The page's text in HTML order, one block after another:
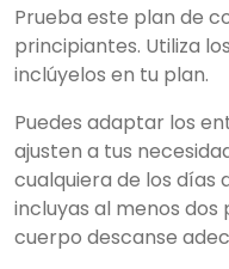
Prueba este plan de
principiantes. Utiliza
inclúyelos en tu plan.
Puedes adaptar los
ajusten a tus
cualquiera de los días
incluyas al menos
cuerpo descanse